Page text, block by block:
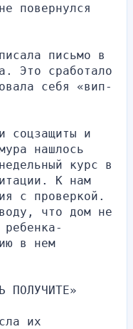
повернулся
письмо в
Это сработало
себя «вип-
соцзащиты и
нашлось
курс в
К нам
с проверкой.
что дом не
ребенка-
в нем
ПОЛУЧИТЕ»
их